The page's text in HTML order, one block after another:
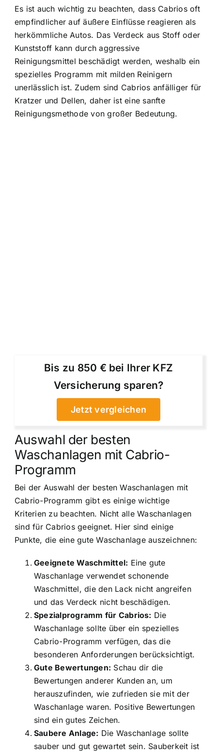
Es ist auch wichtig zu beachten, dass Cabrios oft
empfindlicher auf äußere Einflüsse reagieren als
herkömmliche Autos. Das Verdeck aus Stoff oder
Kunststoff kann durch aggressive
Reinigungsmittel beschädigt werden, weshalb ein
spezielles Programm mit milden Reinigern
unerlässlich ist. Zudem sind Cabrios anfälliger für
Kratzer und Dellen, daher ist eine sanfte
Reinigungsmethode von großer Bedeutung.
Bis zu 850 € bei Ihrer KFZ
Versicherung sparen?
Jetzt vergleichen
Auswahl der besten
Waschanlagen mit Cabrio-
Programm
Bei der Auswahl der besten Waschanlagen mit
Cabrio-Programm gibt es einige wichtige
Kriterien zu beachten. Nicht alle Waschanlagen
sind für Cabrios geeignet. Hier sind einige
Punkte, die eine gute Waschanlage auszeichnen:
Geeignete Waschmittel: Eine gute
Waschanlage verwendet schonende
Waschmittel, die den Lack nicht angreifen
und das Verdeck nicht beschädigen.
Spezialprogramm für Cabrios: Die
Waschanlage sollte über ein spezielles
Cabrio-Programm verfügen, das die
besonderen Anforderungen berücksichtigt.
Gute Bewertungen: Schau dir die
Bewertungen anderer Kunden an, um
herauszufinden, wie zufrieden sie mit der
Waschanlage waren. Positive Bewertungen
sind ein gutes Zeichen.
Saubere Anlage: Die Waschanlage sollte
sauber und gut gewartet sein. Sauberkeit ist